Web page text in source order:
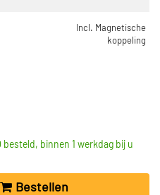
Incl. Magnetische
koppeling
besteld, binnen 1 werkdag bij u
Bestellen